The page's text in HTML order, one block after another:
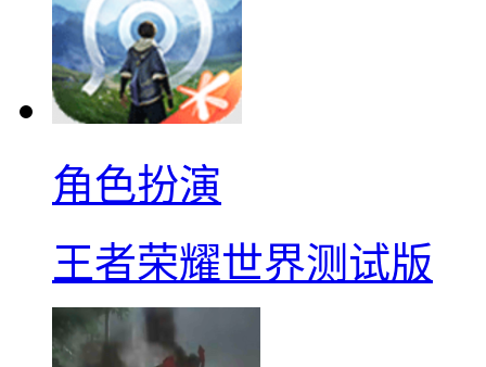
角色扮演
王者荣耀世界测试版